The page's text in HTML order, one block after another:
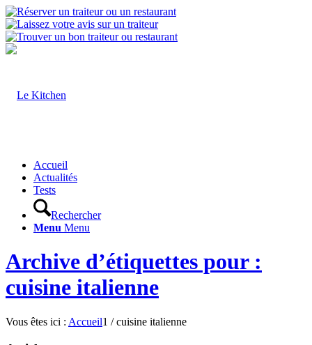
Accueil
Actualités
Tests
Rechercher
Menu Menu
Archive d’étiquettes pour :
cuisine italienne
Vous êtes ici : Accueil1 / cuisine italienne